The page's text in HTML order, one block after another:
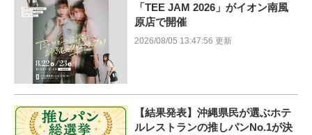
「TEE JAM 2026」がイオン南風
原店で開催
2026/08/05 13:47:56 更新
【結果発表】沖縄県民が選ぶホテ
ルレストランの推しパンNo.1が決